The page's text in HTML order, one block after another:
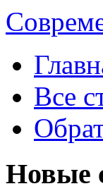
Все
Новые